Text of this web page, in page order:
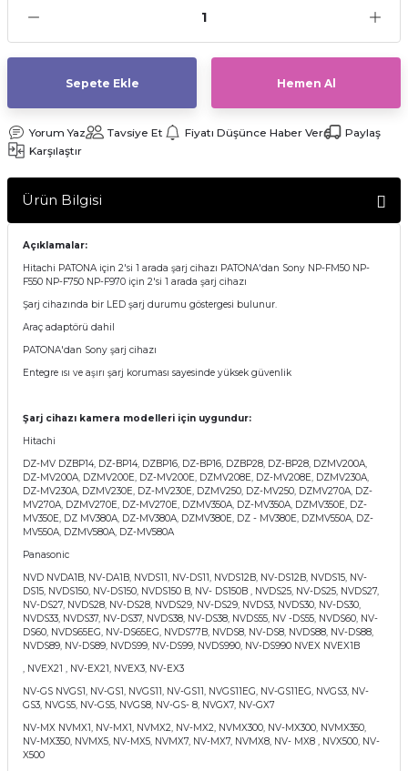
Sepete Ekle Hemen Al
Yorum Yaz Tavsiye Et Fiyatı Düşünce Haber Ver
Paylaş
Karşılaştır
Ürün Bilgisi
Açıklamalar:
Hitachi PATONA için 2'si 1 arada şarj cihazı PATONA'dan Sony NP-FM50 NP-
F550 NP-F750 NP-F970 için 2'si 1 arada şarj cihazı
Şarj cihazında bir LED şarj durumu göstergesi bulunur.
Araç adaptörü dahil
PATONA'dan Sony şarj cihazı
Entegre ısı ve aşırı şarj koruması sayesinde yüksek güvenlik
Şarj cihazı kamera modelleri için uygundur:
Hitachi
DZ-MV DZBP14, DZ-BP14, DZBP16, DZ-BP16, DZBP28, DZ-BP28, DZMV200A,
DZ-MV200A, DZMV200E, DZ-MV200E, DZMV208E, DZ-MV208E, DZMV230A,
DZ-MV230A, DZMV230E, DZ-MV230E, DZMV250, DZ-MV250, DZMV270A, DZ-
MV270A, DZMV270E, DZ-MV270E, DZMV350A, DZ-MV350A, DZMV350E, DZ-
MV350E, DZ MV380A, DZ-MV380A, DZMV380E, DZ - MV380E, DZMV550A, DZ-
MV550A, DZMV580A, DZ-MV580A
Panasonic
NVD NVDA1B, NV-DA1B, NVDS11, NV-DS11, NVDS12B, NV-DS12B, NVDS15, NV-
DS15, NVDS150, NV-DS150, NVDS150 B, NV- DS150B , NVDS25, NV-DS25, NVDS27,
NV-DS27, NVDS28, NV-DS28, NVDS29, NV-DS29, NVDS3, NVDS30, NV-DS30,
NVDS33, NVDS37, NV-DS37, NVDS38, NV-DS38, NVDS55, NV -DS55, NVDS60, NV-
DS60, NVDS65EG, NV-DS65EG, NVDS77B, NVDS8, NV-DS8, NVDS88, NV-DS88,
NVDS89, NV-DS89, NVDS99, NV-DS99, NVDS990, NV-DS990 NVEX NVEX1B
, NVEX21 , NV-EX21, NVEX3, NV-EX3
NV-GS NVGS1, NV-GS1, NVGS11, NV-GS11, NVGS11EG, NV-GS11EG, NVGS3, NV-
GS3, NVGS5, NV-GS5, NVGS8, NV-GS- 8, NVGX7, NV-GX7
NV-MX NVMX1, NV-MX1, NVMX2, NV-MX2, NVMX300, NV-MX300, NVMX350,
NV-MX350, NVMX5, NV-MX5, NVMX7, NV-MX7, NVMX8, NV- MX8 , NVX500, NV-
X500